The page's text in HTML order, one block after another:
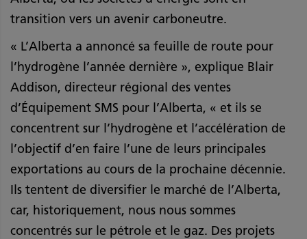
transition vers un avenir carboneutre.
« L’Alberta a annoncé sa feuille de route pour
l’hydrogène l’année dernière », explique Blair
Addison, directeur régional des ventes
d’Équipement SMS pour l’Alberta, « et ils se
concentrent sur l’hydrogène et l’accélération de
l’objectif d’en faire l’une de leurs principales
exportations au cours de la prochaine décennie.
Ils tentent de diversifier le marché de l’Alberta,
car, historiquement, nous nous sommes
concentrés sur le pétrole et le gaz. Des projets